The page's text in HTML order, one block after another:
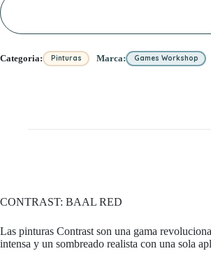
Categoria: Pinturas Marca: Games Workshop
CONTRAST: BAAL RED
Las pinturas Contrast son una gama
intensa y un sombreado realista con una sola